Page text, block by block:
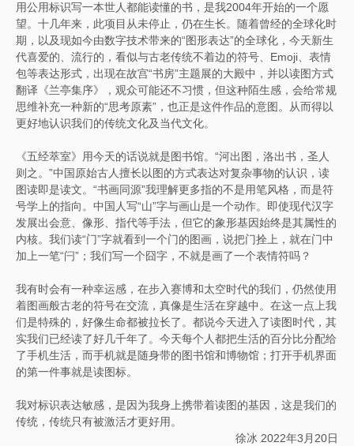
用公用标识写一本世人都能读懂的书，是我2004年开始的一个愿
望。十几年来，此项目从未停止，仍在生长。随着曾经的全球化时
期，以及现如今由数字技术带来的“图形表达”的全球化，今天新生
代喜爱的、流行的，看似与古老传统不着边的符号、Emoji、表情
包等表达形式，出现在故宫“书房”主题展的大殿中，并以读图方式
翻译《兰亭集序》，观众可能还不习惯，但这种陌生感，会给常规
思维补充一种新的“思考原素”，也正是这件作品的意图。从而得以
更好地认识我们的传统文化及当代文化。
《五经萃室》用今天的话说就是图书馆。“河出图，洛出书，圣人
则之。”中国原始古人擅长以图的方式表达对复杂事物的认识，读
图读即是读文。“书画同源”我理解更多指的不是用笔风格，而是符
号学上的指向。中国人写“山”字与画山是一个动作。即使现代汉字
发展出会意、像形、指代等手法，但它的象形基因始终是其属性的
内核。我们读“门”字就看到一个门的图画，说把门拴上，就在门中
加上一笔“闩”；我们写一个囧字，不就是画了一个表情符吗？
我有时会有一种幸运感，在步入赛博和太空时代的我们，仍然使用
着图画般古老的符号在交流，真像是生活在穿越中。在这一点上我
们是特殊的，好像生命都被拉长了。都说今天进入了读图时代，其
实我们已经读了好几千年了。今天每个人都把生活的百分比分配给
了手机生活，而手机就是随身带的图书馆和博物馆；打开手机界面
的第一件事就是读图标。
我对标识表达敏感，是因为我身上携带着读图的基因，这是我们的
传统，传统只有被激活才更好用。
徐冰 2022年3月20日